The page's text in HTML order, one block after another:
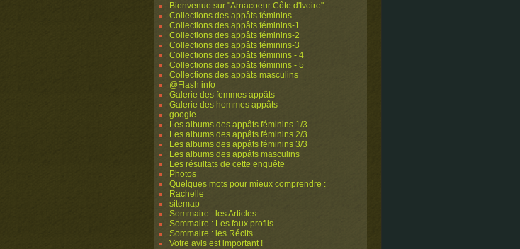
Bienvenue sur "Arnacoeur Côte d'Ivoire"
Collections des appâts féminins
Collections des appâts féminins-1
Collections des appâts féminins-2
Collections des appâts féminins-3
Collections des appâts féminins - 4
Collections des appâts féminins - 5
Collections des appâts masculins
@Flash info
Galerie des femmes appâts
Galerie des hommes appâts
google
Les albums des appâts féminins 1/3
Les albums des appâts féminins 2/3
Les albums des appâts féminins 3/3
Les albums des appâts masculins
Les résultats de cette enquête
Photos
Quelques mots pour mieux comprendre :
Rachelle
sitemap
Sommaire : les Articles
Sommaire : Les faux profils
Sommaire : les Récits
Votre avis est important !